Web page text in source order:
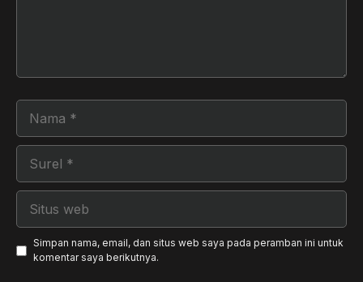
Simpan nama, email, dan situs web saya pada peramban ini untuk
komentar saya berikutnya.